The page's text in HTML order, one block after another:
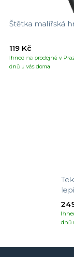
Štětka malířská
Ihned na prodejně v
dnů u vás doma
119 Kč
dnů